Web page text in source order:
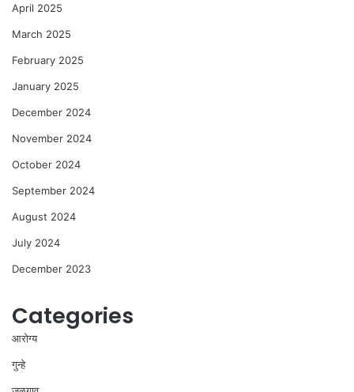
April 2025
March 2025
February 2025
January 2025
December 2024
November 2024
October 2024
September 2024
August 2024
July 2024
December 2023
Categories
आरोग्य
गुन्हे